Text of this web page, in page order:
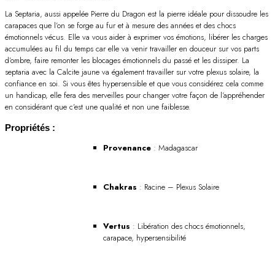
La Septaria, aussi appelée Pierre du Dragon est la pierre idéale pour dissoudre les
carapaces que l’on se forge au fur et à mesure des années et des chocs
émotionnels vécus. Elle va vous aider à exprimer vos émotions, libérer les charges
accumulées au fil du temps car elle va venir travailler en douceur sur vos parts
d’ombre, faire remonter les blocages émotionnels du passé et les dissiper. La
septaria avec la Calcite jaune va également travailler sur votre plexus solaire, la
confiance en soi. Si vous êtes hypersensible et que vous considérez cela comme
un handicap, elle fera des merveilles pour changer votre façon de l’appréhender
en considérant que c’est une qualité et non une faiblesse.
Propriétés :
Provenance : Madagascar
Chakras : Racine – Plexus Solaire
Vertus : Libération des chocs émotionnels,
carapace, hypersensibilité